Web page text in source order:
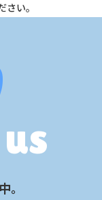
い。
。